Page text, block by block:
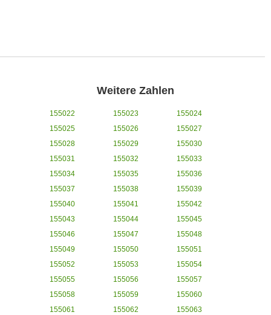
Weitere Zahlen
155022 155023
155024
155025
155026
155027
155028
155029
155030
155031
155032
155033
155034
155035
155036
155037
155038
155039
155040
155041
155042
155043
155044
155045
155046
155047
155048
155049
155050
155051
155052
155053
155054
155055
155056
155057
155058
155059
155060
155061
155062
155063